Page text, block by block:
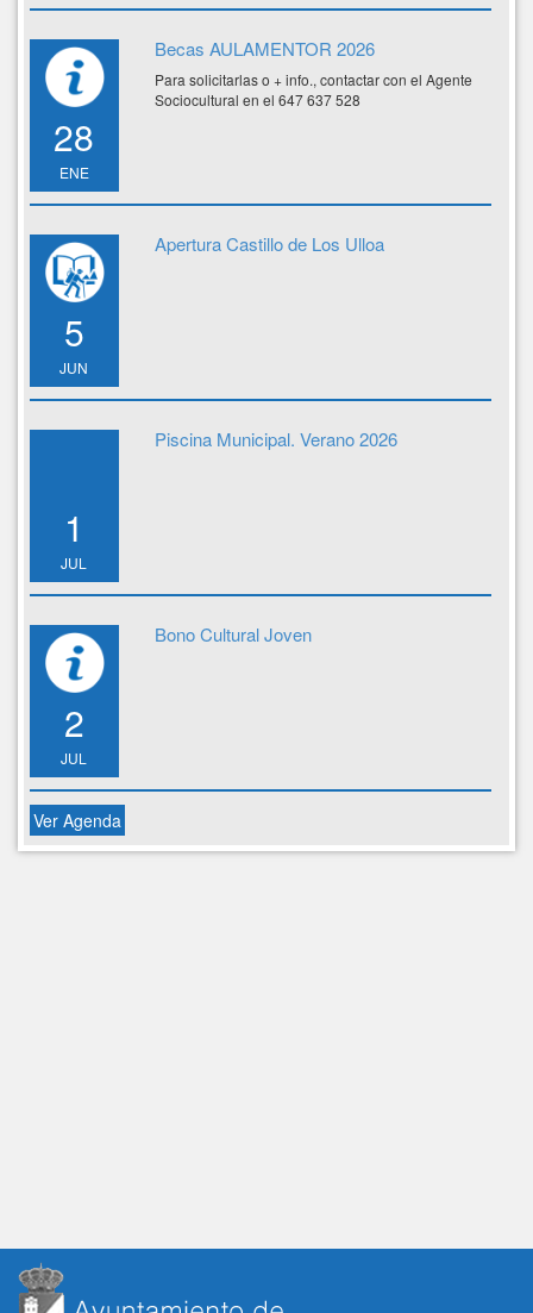
28
ENE
Becas AULAMENTOR 2026
Para solicitarlas o + info., contactar con el Agente
Sociocultural en el 647 637 528
5
JUN
Apertura Castillo de Los Ulloa
1
JUL
Piscina Municipal. Verano 2026
2
JUL
Bono Cultural Joven
Ver Agenda